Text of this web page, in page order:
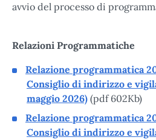
avvio del processo di
Relazioni Programmatiche
Relazione programmatica
Consiglio di indirizzo e
maggio 2026) (pdf 602Kb)
Relazione programmatica
Consiglio di indirizzo e